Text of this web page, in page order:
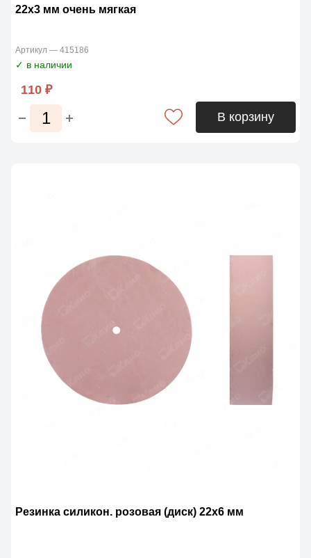
22х3 мм очень мягкая
Артикул — 415186
✓ в наличии
110 ₽
В корзину
Резинка силикон. розовая (диск) 22х6 мм